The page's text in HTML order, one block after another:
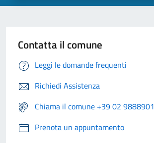
Contatta il comune
Leggi le domande frequenti
Richiedi Assistenza
Chiama il comune +39 02 9888901
Prenota un appuntamento